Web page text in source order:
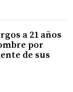
a 21 años
por
de sus